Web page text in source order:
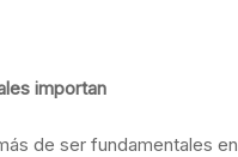
importan
de ser fundamentales